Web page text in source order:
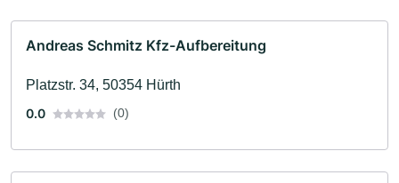
Andreas Schmitz Kfz-Aufbereitung
Platzstr. 34, 50354 Hürth
0.0
(0)